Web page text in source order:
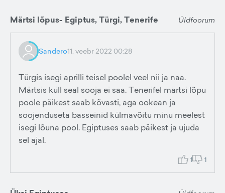
Märtsi lõpus- Egiptus, Türgi, Tenerife Üldfoorum
Sandero11. veebr 2022 00:28
Türgis isegi aprilli teisel poolel veel nii ja naa.
Märtsis küll seal sooja ei saa. Tenerifel märtsi lõpu
poole päikest saab kõvasti, aga ookean ja
soojenduseta basseinid külmavõitu minu meelest
isegi lõuna pool. Egiptuses saab päikest ja ujuda
sel ajal.
1 1